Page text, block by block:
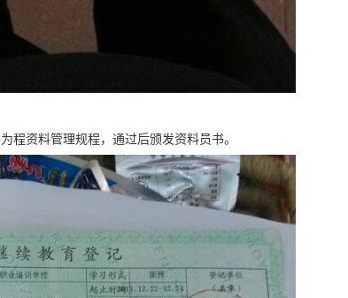
程资料管理规程，通过后颁发资料员书。